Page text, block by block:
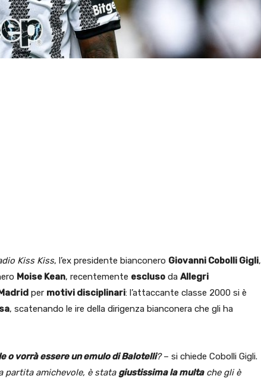
Kiss Kiss, l’ex presidente bianconero Giovanni Cobolli Gigli,
Moise Kean, recentemente escluso da Allegri
per motivi disciplinari: l’attaccante classe 2000 si è
, scatenando le ire della dirigenza bianconera che gli ha
o vorrà essere un emulo di Balotelli?– si chiede Cobolli Gigli.
partita amichevole, è stata giustissima la multache gli è